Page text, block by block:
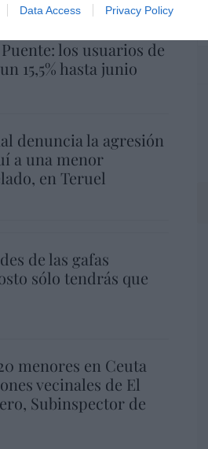
Data Access Privacy Policy
los usuarios de
15,5% hasta junio
denuncia la agresión
a una menor
en Teruel
de las gafas
sólo tendrás que
menores en Ceuta
vecinales de El
Subinspector de